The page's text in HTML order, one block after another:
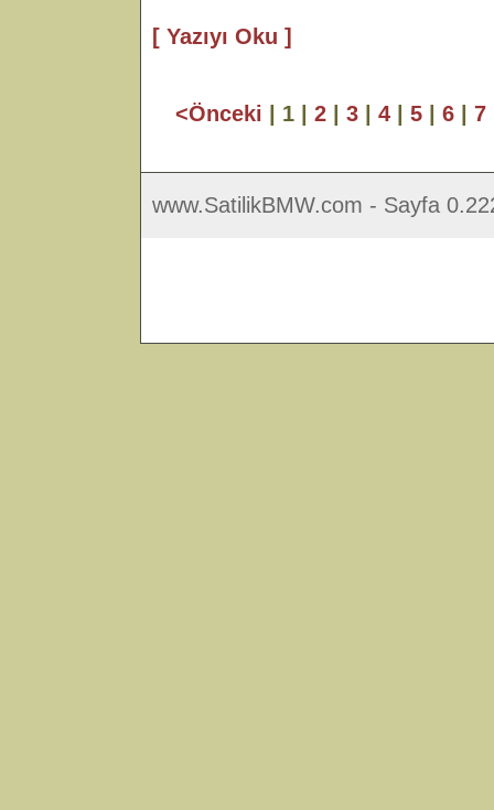
[ Yazıyı Oku ]
<Önceki | 1 | 2 3 4 5 6 7
www.SatilikBMW.com - Sayfa